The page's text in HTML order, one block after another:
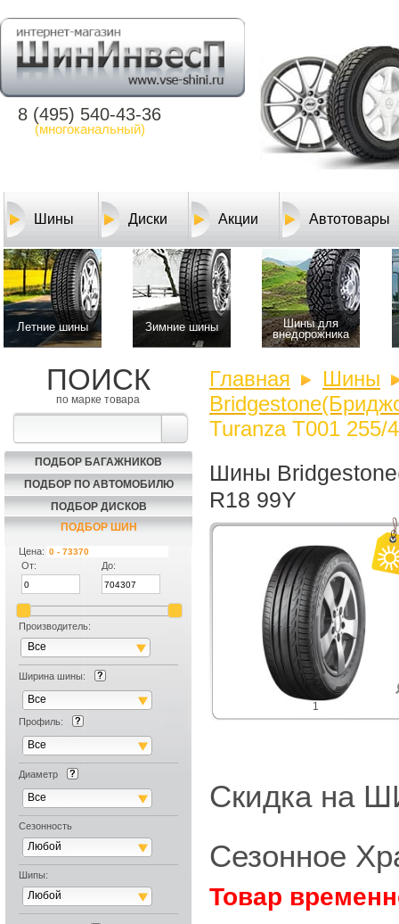
8 (495) 540-43-36
(многоканальный)
Шины Диски Акции Автотовары
Летние шины Зимние шины
Шины для
внедорожника
ПОИСК
по марке товара
ПОДБОР БАГАЖНИКОВ
ПОДБОР ПО АВТОМОБИЛЮ
ПОДБОР ДИСКОВ
ПОДБОР ШИН
Цена:
От:
До:
Производитель:
Все
Ширина шины:
Все
Профиль:
Все
Диаметр
Все
Сезонность
Любой
Шипы:
Любой
Главная
Шины
Turanza T001 255/
Шины
R18 99Y
1
Скидка на
Сезонное
Товар